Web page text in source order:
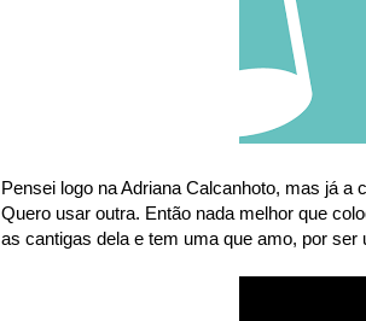
Pensei logo na Adriana Calcanhoto, mas já
Quero usar outra. Então nada melhor que
as cantigas dela e tem uma que amo, por